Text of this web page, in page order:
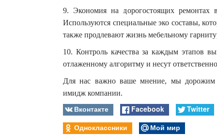
9. Экономия на дорогостоящих ремонтах
Используются специальные эко составы,
также продлевают жизнь мебельному
10. Контроль качества за каждым этапов
отлаженному алгоритму и несут
Для нас важно ваше мнение, мы дорожим
имидж компании.
Вконтакте Facebook
Twitter
Одноклассники
Мой мир